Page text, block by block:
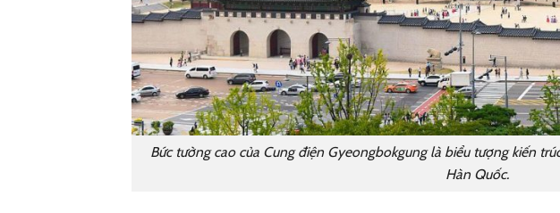
Bức tường cao của Cung điện Gyeongbokgung là biểu tượng kiến
Hàn Quốc.